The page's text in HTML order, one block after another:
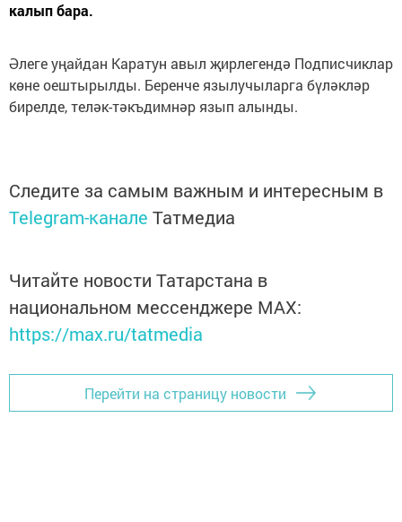
калып бара.
Әлеге уңайдан Каратун авыл җирлегендә Подписчиклар
көне оештырылды. Беренче язылучыларга бүләкләр
бирелде, теләк-тәкъдимнәр язып алынды.
Следите за самым важным и интересным в
Telegram-канале Татмедиа
Читайте новости Татарстана в
национальном мессенджере MАХ:
https://max.ru/tatmedia
Перейти на страницу новости